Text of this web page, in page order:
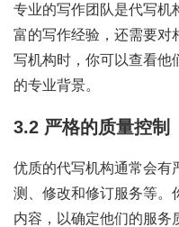
专业的写作团队是代写机
富的写作经验，还需要对
写机构时，你可以查看他
的专业背景。
3.2 严格的质量控制
优质的代写机构通常会有
测、修改和修订服务等。
内容，以确定他们的服务